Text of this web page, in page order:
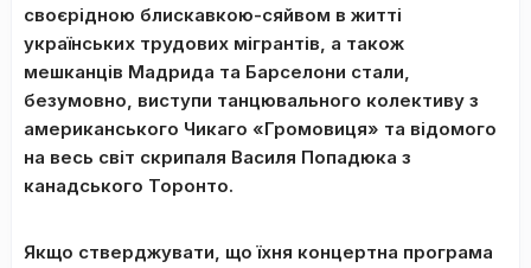
своєрідною блискавкою-сяйвом в житті
українських трудових мігрантів, а також
мешканців Мадрида та Барселони стали,
безумовно, виступи танцювального колективу з
американського Чикаго «Громовиця» та відомого
на весь світ скрипаля Василя Попадюка з
канадського Торонто.
Якщо стверджувати, що їхня концертна програма